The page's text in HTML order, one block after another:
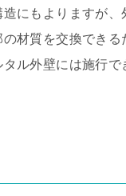
造にもよりますが
の材質を交換でき
タル外壁には施行で